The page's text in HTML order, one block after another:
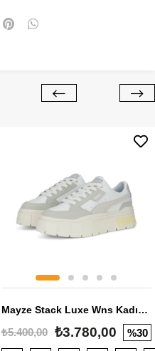
Mayze Stack Luxe Wns Kadın Sneaker
₺5.400,00 ₺3.780,00 %30